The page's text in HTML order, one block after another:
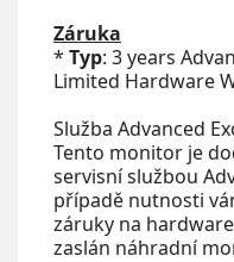
Záruka
* Typ: 3 years
Limited Hardware
Služba Advanced
Tento monitor je
servisní službou
případě nutnosti
záruky na
zaslán náhradní